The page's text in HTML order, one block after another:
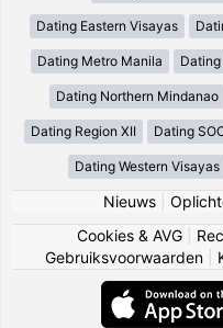
Dating Eastern Visayas
Dating Metro Manila Dating
Dating Northern Mindanao
Dating Region XII Dating
Dating Western Visayas
Nieuws|
Cookies & AVG
Gebruiksvoorwaarden